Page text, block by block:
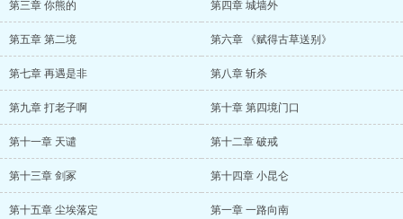
第三章 你熊的 第四章 城墙外
第五章 第二境 第六章 《赋得古草送别》
第七章 再遇是非 第八章 斩杀
第九章 打老子啊 第十章 第四境门口
第十一章 天谴 第十二章 破戒
第十三章 剑冢 第十四章 小昆仑
第十五章 尘埃落定 第一章 一路向南